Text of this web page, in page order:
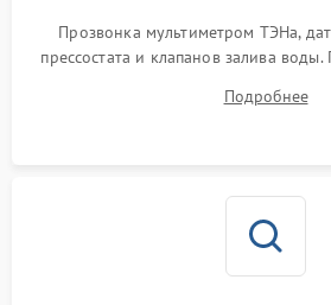
Прозвонка мультиметром ТЭНа,
прессостата и клапанов залива
Восстановление целостности
Подробнее